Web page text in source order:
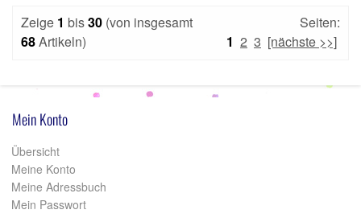
Zeige 1 bis30 (von insgesamt
68Artikeln)
Seiten:
1 2 3 [nächste >>]
Mein Konto
Übersicht
Meine Konto
Meine Adressbuch
Mein Passwort